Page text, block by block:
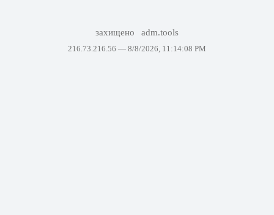
захищено adm.tools
216.73.216.56 — 8/8/2026, 11:14:08 PM